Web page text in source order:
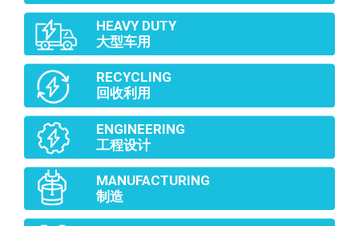
HEAVY DUTY
大型车用
RECYCLING
回收利用
ENGINEERING
工程设计
MANUFACTURING
制造